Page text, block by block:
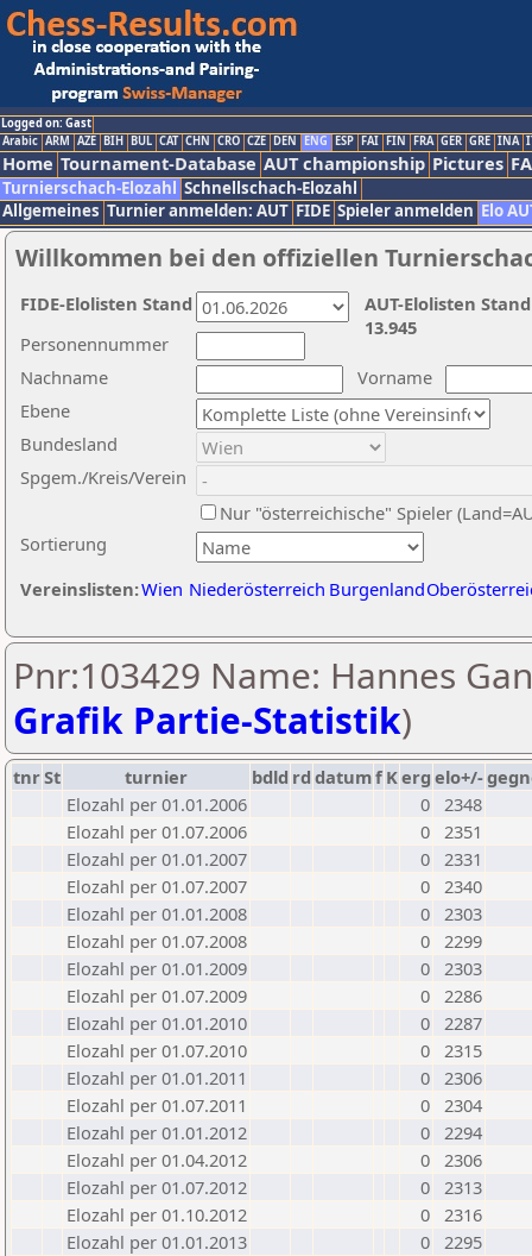
Logged on: Gast
Arabic ARM AZE BIH BUL CAT CHN CRO CZE DEN ENG ESP FAI FIN FRA GER GRE INA
Home Tournament-Database AUT championship Pictures
Turnierschach-Elozahl Schnellschach-Elozahl
Allgemeines Turnier anmelden: AUT FIDE Spieler anmelden Elo
Willkommen bei den offiziellen
Nachname
Vorname
Ebene
Sortierung
Personennummer
Bundesland
Spgem./Kreis/Verein
Nur "österreichische" Spieler
Vereinslisten:Wien Niederösterreich Burgenland
AUT-Elolisten
13.945
FIDE-Elolisten Stand
Pnr:103429 Name: Hannes
Grafik Partie-Statistik)
tnrSt turnier bdld rd datumf Kerg elo+/-
Elozahl per 01.01.2006
0 2348
Elozahl per 01.07.2006
0 2351
Elozahl per 01.01.2007
0 2331
Elozahl per 01.07.2007
0 2340
Elozahl per 01.01.2008
0 2303
Elozahl per 01.07.2008
0 2299
Elozahl per 01.01.2009
0 2303
Elozahl per 01.07.2009
0 2286
Elozahl per 01.01.2010
0 2287
Elozahl per 01.07.2010
0 2315
Elozahl per 01.01.2011
0 2306
Elozahl per 01.07.2011
0 2304
Elozahl per 01.01.2012
0 2294
Elozahl per 01.04.2012
0 2306
Elozahl per 01.07.2012
0 2313
Elozahl per 01.10.2012
0 2316
Elozahl per 01.01.2013
0 2295